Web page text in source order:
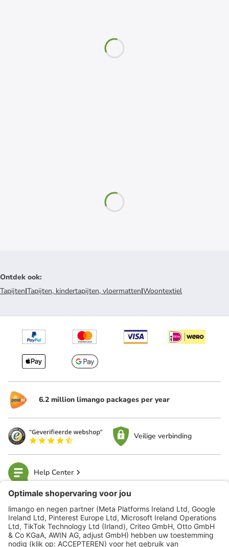
Ontdek ook:
Tapijten|Tapijten, kindertapijten, vloermatten|Woontextiel
6.2 million limango packages per year
Veilige verbinding
Help Center
limango
Veilig winkelen